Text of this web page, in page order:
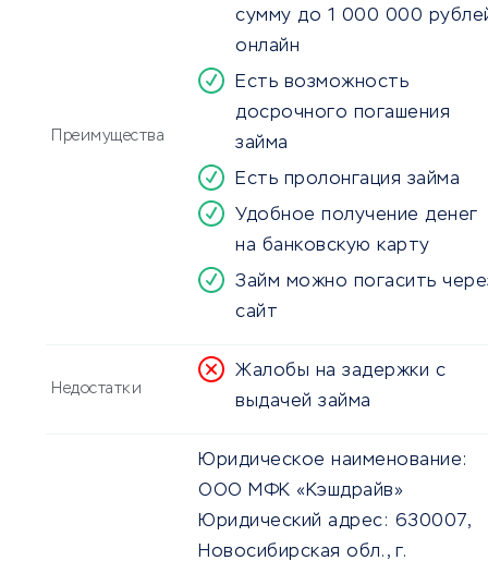
Преимущества
сумму до 1 000 000
онлайн
Есть возможность
досрочного погашения
займа
Есть пролонгация займа
Удобное получение денег
на банковскую карту
Займ можно погасить
сайт
Недостатки
Жалобы на задержки с
выдачей займа
Юридическое наименование:
ООО МФК «Кэшдрайв»
Юридический адрес: 630007,
Новосибирская обл., г.